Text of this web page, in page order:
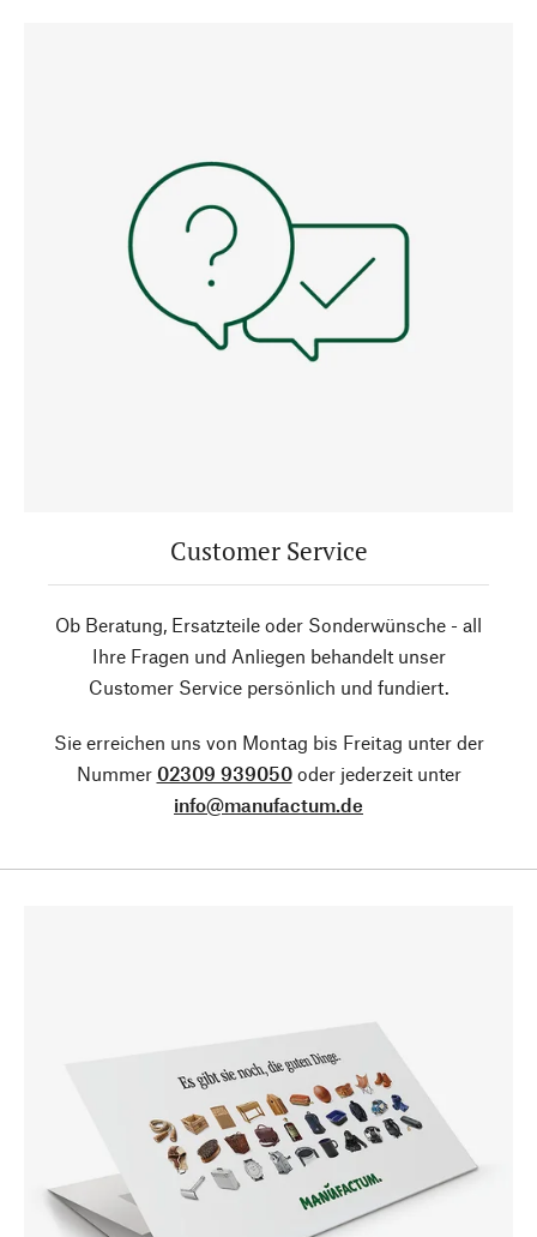
Customer Service
Ob Beratung, Ersatzteile oder Sonderwünsche - all
Ihre Fragen und Anliegen behandelt unser
Customer Service persönlich und fundiert.
Sie erreichen uns von Montag bis Freitag unter der
Nummer 02309 939050oder jederzeit unter
info@manufactum.de